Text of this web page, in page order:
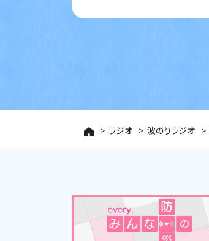
ラジオ 波のりラジオ